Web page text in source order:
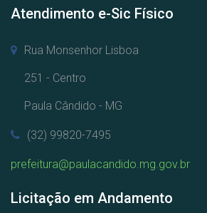
Atendimento e-Sic Físico
Rua Monsenhor Lisboa
251 - Centro
Paula Cândido - MG
(32) 99820-7495
prefeitura@paulacandido.mg.gov.br
Licitação em Andamento